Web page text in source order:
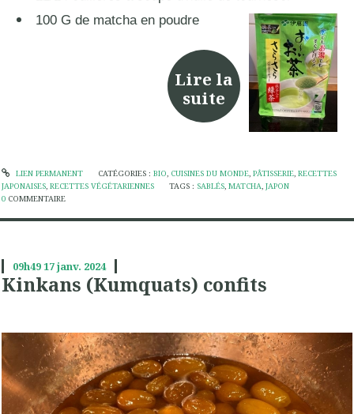
100 G de matcha en poudre
Lire la
suite
LIEN PERMANENT CATÉGORIES : BIO CUISINES DU MONDE, PÂTISSERIE, RECETTES
JAPONAISES RECETTES VÉGÉTARIENNES TAGS : SABLÉS ,MATCHA ,JAPON
0 COMMENTAIRE
09h4917janv. 2024
Kinkans (Kumquats) confits